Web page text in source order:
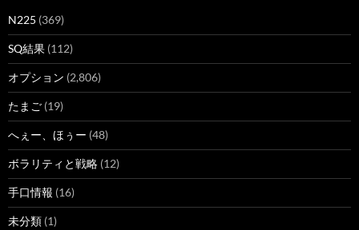
N225 (369)
SQ結果 (112)
オプション (2,806)
たまご (19)
へぇー、ほぅー (48)
ボラリティと戦略 (12)
手口情報 (16)
未分類 (1)